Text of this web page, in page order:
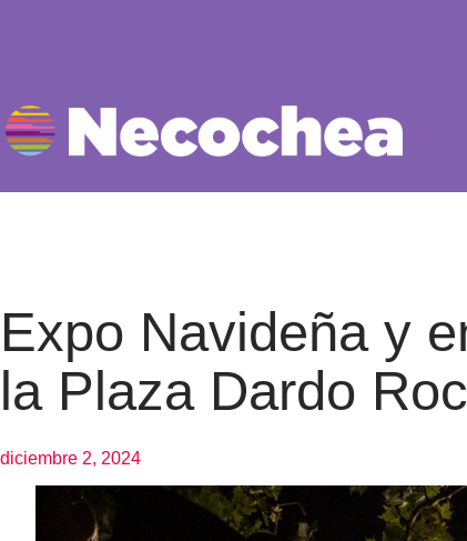
Expo Navideña y
la Plaza Dardo
diciembre 2, 2024